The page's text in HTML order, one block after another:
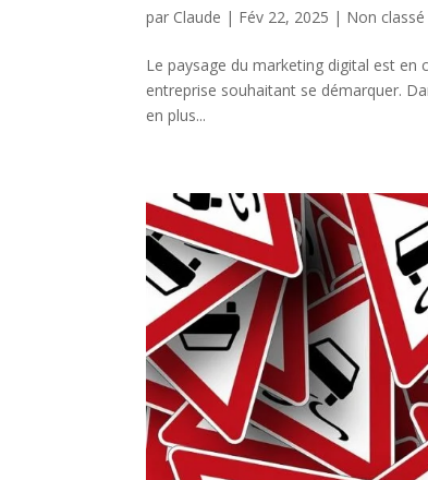
par Claude | Fév 22, 2025 | Non classé
Le paysage du marketing digital est
entreprise souhaitant se démarquer.
en plus...